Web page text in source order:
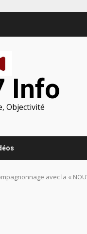
Info
Objectivité
avec la «